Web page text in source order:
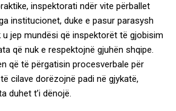
inspektorati ndër vite përballet
institucionet, duke e pasur parasysh
jep mundësi që inspektorët të gjobisim
që nuk e respektojnë gjuhën shqipe.
që të përgatisin procesverbale për
cilave dorëzojnë padi në gjykatë,
duhet t’i dënojë.